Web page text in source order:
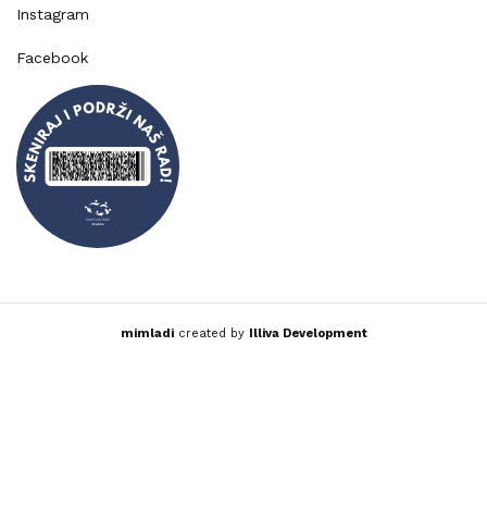
Instagram
Facebook
mimladicreated by Illiva Development